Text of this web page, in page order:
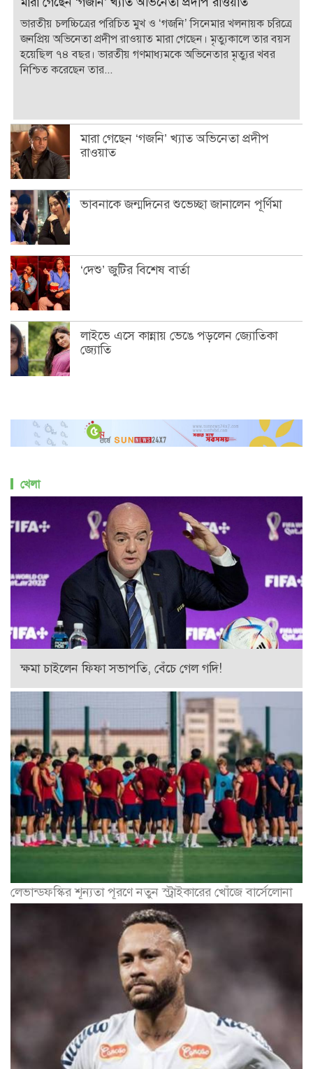
ভারতীয় চলচ্চিত্রের পরিচিত মুখ ও ‘গজনি’ সিনেমার খলনায়ক চরিত্রে
জনপ্রিয় অভিনেতা প্রদীপ রাওয়াত মারা গেছেন। মৃত্যুকালে তার বয়স
হয়েছিল ৭৪ বছর। ভারতীয় গণমাধ্যমকে অভিনেতার মৃত্যুর খবর
নিশ্চিত করেছেন তার...
মারা গেছেন ‘গজনি’ খ্যাত অভিনেতা প্রদীপ
রাওয়াত
ভাবনাকে জন্মদিনের শুভেচ্ছা জানালেন পূর্ণিমা
‘দেশু’ জুটির বিশেষ বার্তা
লাইভে এসে কান্নায় ভেঙে পড়লেন জ্যোতিকা
জ্যোতি
খেলা
ক্ষমা চাইলেন ফিফা সভাপতি, বেঁচে গেল গদি!
লেভান্ডফস্কির শূন্যতা পূরণে নতুন স্ট্রাইকারের খোঁজে বার্সেলোনা